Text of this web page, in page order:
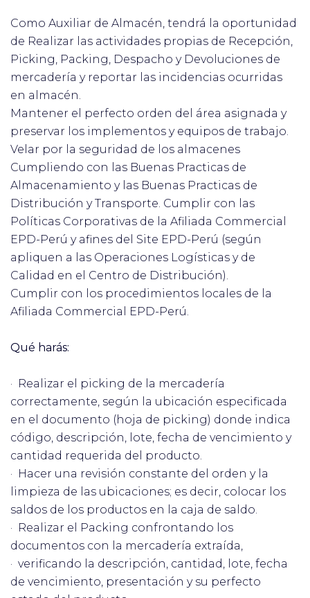
Como Auxiliar de Almacén, tendrá la oportunidad
de Realizar las actividades propias de Recepción,
Picking, Packing, Despacho y Devoluciones de
mercadería y reportar las incidencias ocurridas
en almacén.
Mantener el perfecto orden del área asignada y
preservar los implementos y equipos de trabajo.
Velar por la seguridad de los almacenes
Cumpliendo con las Buenas Practicas de
Almacenamiento y las Buenas Practicas de
Distribución y Transporte. Cumplir con las
Políticas Corporativas de la Afiliada Commercial
EPD-Perú y afines del Site EPD-Perú (según
apliquen a las Operaciones Logísticas y de
Calidad en el Centro de Distribución).
Cumplir con los procedimientos locales de la
Afiliada Commercial EPD-Perú.
Qué harás:
· Realizar el picking de la mercadería
correctamente, según la ubicación especificada
en el documento (hoja de picking) donde indica
código, descripción, lote, fecha de vencimiento y
cantidad requerida del producto.
· Hacer una revisión constante del orden y la
limpieza de las ubicaciones; es decir, colocar los
saldos de los productos en la caja de saldo.
· Realizar el Packing confrontando los
documentos con la mercadería extraída,
· verificando la descripción, cantidad, lote, fecha
de vencimiento, presentación y su perfecto